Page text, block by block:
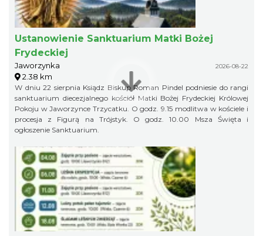
Ustanowienie Sanktuarium Matki Bożej
Frydeckiej
Jaworzynka 2026-08-22
2.38 km
W dniu 22 sierpnia Ksiądz Biskup Roman Pindel podniesie do rangi
sanktuarium diecezjalnego kościół Matki Bożej Frydeckiej Królowej
Pokoju w Jaworzynce Trzycatku. O godz. 9.15 modlitwa w kościele i
procesja z Figurą na Trójstyk. O godz. 10.00 Msza Święta i
ogłoszenie Sanktuarium.